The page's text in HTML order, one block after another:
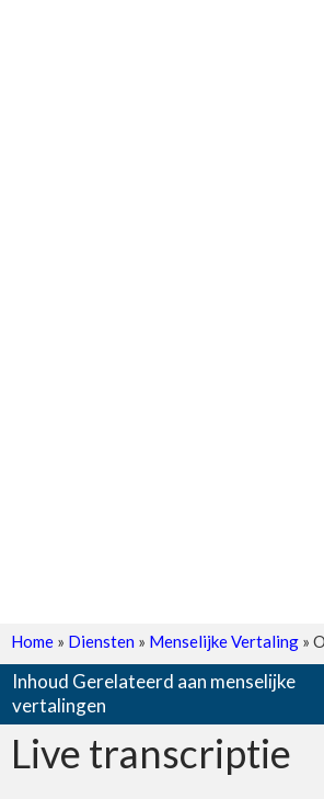
Home » Diensten » Menselijke Vertaling »
Inhoud Gerelateerd aan menselijke
vertalingen
Live transcriptie